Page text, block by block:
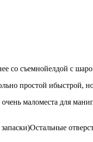
со съемнойелдой с
простой ибыстрой, но
маломеста для